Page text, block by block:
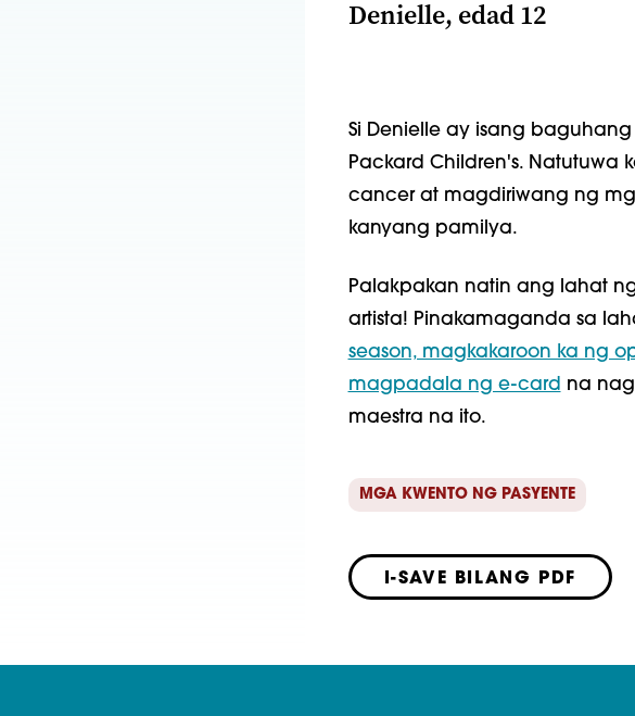
Denielle, edad 12
Si Denielle ay isang
Packard Children's.
cancer at magdiriwang ng
kanyang pamilya.
Palakpakan natin ang lahat
artista! Pinakamaganda sa
season, magkakaroon ka ng
magpadala ng e-card na
maestra na ito.
MGA KWENTO NG PASYENTE
I-SAVE BILANG PDF